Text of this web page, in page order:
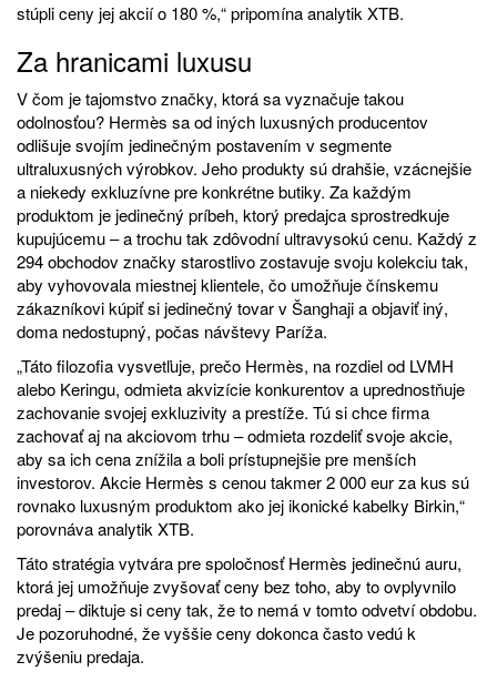
stúpli ceny jej akcií o 180 %,“ pripomína analytik XTB.
Za hranicami luxusu
V čom je tajomstvo značky, ktorá sa vyznačuje takou
odolnosťou? Hermès sa od iných luxusných producentov
odlišuje svojím jedinečným postavením v segmente
ultraluxusných výrobkov. Jeho produkty sú drahšie, vzácnejšie
a niekedy exkluzívne pre konkrétne butiky. Za každým
produktom je jedinečný príbeh, ktorý predajca sprostredkuje
kupujúcemu – a trochu tak zdôvodní ultravysokú cenu. Každý z
294 obchodov značky starostlivo zostavuje svoju kolekciu tak,
aby vyhovovala miestnej klientele, čo umožňuje čínskemu
zákazníkovi kúpiť si jedinečný tovar v Šanghaji a objaviť iný,
doma nedostupný, počas návštevy Paríža.
„Táto filozofia vysvetľuje, prečo Hermès, na rozdiel od LVMH
alebo Keringu, odmieta akvizície konkurentov a uprednostňuje
zachovanie svojej exkluzivity a prestíže. Tú si chce firma
zachovať aj na akciovom trhu – odmieta rozdeliť svoje akcie,
aby sa ich cena znížila a boli prístupnejšie pre menších
investorov. Akcie Hermès s cenou takmer 2 000 eur za kus sú
rovnako luxusným produktom ako jej ikonické kabelky Birkin,“
porovnáva analytik XTB.
Táto stratégia vytvára pre spoločnosť Hermès jedinečnú auru,
ktorá jej umožňuje zvyšovať ceny bez toho, aby to ovplyvnilo
predaj – diktuje si ceny tak, že to nemá v tomto odvetví obdobu.
Je pozoruhodné, že vyššie ceny dokonca často vedú k
zvýšeniu predaja.